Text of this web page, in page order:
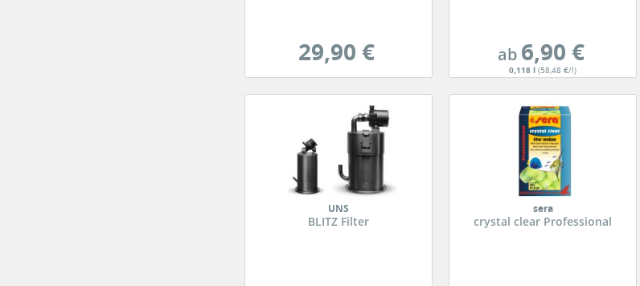
29,90 € ab6,90 €
0,118 l(58,48 €/l)
UNS
BLITZ Filter
sera
crystal clear Professional